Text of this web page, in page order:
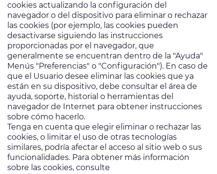
cookies actualizando la configuración del
navegador o del dispositivo para eliminar o rechazar
las cookies (por ejemplo, las cookies pueden
desactivarse siguiendo las instrucciones
proporcionadas por el navegador, que
generalmente se encuentran dentro de la "Ayuda"
Menús "Preferencias" o "Configuración"). En caso de
que el Usuario desee eliminar las cookies que ya
están en su dispositivo, debe consultar el área de
ayuda, soporte, historial o herramientas del
navegador de Internet para obtener instrucciones
sobre cómo hacerlo.
Tenga en cuenta que elegir eliminar o rechazar las
cookies, o limitar el uso de otras tecnologías
similares, podría afectar el acceso al sitio web o sus
funcionalidades. Para obtener más información
sobre las cookies, consulte